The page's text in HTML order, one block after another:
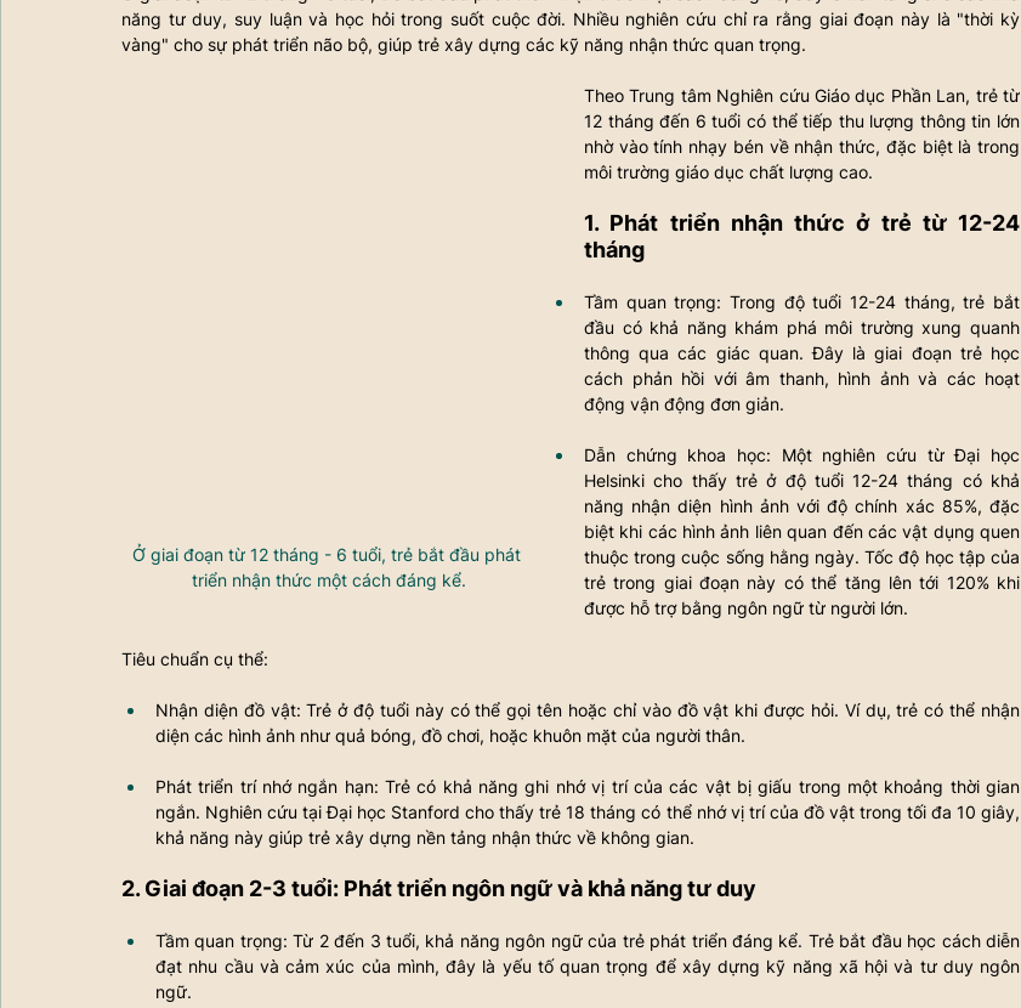
năng tư duy, suy luận và học hỏi trong suốt cuộc đời. Nhiều nghiên cứu chỉ ra rằng giai đoạn này là "thời kỳ
vàng" cho sự phát triển não bộ, giúp trẻ xây dựng các kỹ năng nhận thức quan trọng.
Ở giai đoạn từ 12 tháng - 6 tuổi, trẻ bắt đầu phát
triển nhận thức một cách đáng kể.
Theo Trung tâm Nghiên cứu Giáo dục Phần Lan, trẻ từ
12 tháng đến 6 tuổi có thể tiếp thu lượng thông tin lớn
nhờ vào tính nhạy bén về nhận thức, đặc biệt là trong
môi trường giáo dục chất lượng cao.
1. Phát triển nhận thức ở trẻ từ 12-24
tháng
Tầm quan trọng: Trong độ tuổi 12-24 tháng, trẻ bắt
đầu có khả năng khám phá môi trường xung quanh
thông qua các giác quan. Đây là giai đoạn trẻ học
cách phản hồi với âm thanh, hình ảnh và các hoạt
động vận động đơn giản.
Dẫn chứng khoa học: Một nghiên cứu từ Đại học
Helsinki cho thấy trẻ ở độ tuổi 12-24 tháng có khả
năng nhận diện hình ảnh với độ chính xác 85%, đặc
biệt khi các hình ảnh liên quan đến các vật dụng quen
thuộc trong cuộc sống hằng ngày. Tốc độ học tập của
trẻ trong giai đoạn này có thể tăng lên tới 120% khi
được hỗ trợ bằng ngôn ngữ từ người lớn.
Tiêu chuẩn cụ thể:
Nhận diện đồ vật: Trẻ ở độ tuổi này có thể gọi tên hoặc chỉ vào đồ vật khi được hỏi. Ví dụ, trẻ có thể nhận
diện các hình ảnh như quả bóng, đồ chơi, hoặc khuôn mặt của người thân.
Phát triển trí nhớ ngắn hạn: Trẻ có khả năng ghi nhớ vị trí của các vật bị giấu trong một khoảng thời gian
ngắn. Nghiên cứu tại Đại học Stanford cho thấy trẻ 18 tháng có thể nhớ vị trí của đồ vật trong tối đa 10 giây,
khả năng này giúp trẻ xây dựng nền tảng nhận thức về không gian.
2. Giai đoạn 2-3 tuổi: Phát triển ngôn ngữ và khả năng tư duy
Tầm quan trọng: Từ 2 đến 3 tuổi, khả năng ngôn ngữ của trẻ phát triển đáng kể. Trẻ bắt đầu học cách diễn
đạt nhu cầu và cảm xúc của mình, đây là yếu tố quan trọng để xây dựng kỹ năng xã hội và tư duy ngôn
ngữ.